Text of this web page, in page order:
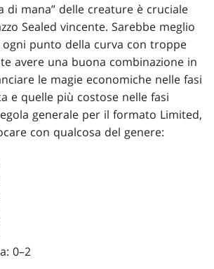
di mana” delle creature è cruciale
Sealed vincente. Sarebbe meglio
punto della curva con troppe
avere una buona combinazione in
le magie economiche nelle fasi
e quelle più costose nelle fasi
generale per il formato Limited,
con qualcosa del genere:
0–2